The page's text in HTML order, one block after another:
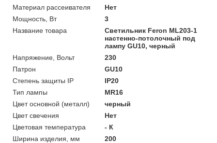
Материал рассеивателя
Нет
Мощность, Вт
3
Название товара
Светильник Feron ML203-1
настенно-потолочный под
лампу GU10, черный
Напряжение, Вольт
230
Патрон
GU10
Степень защиты IP
IP20
Тип лампы
MR16
Цвет основной (металл)
черный
Цвет свечения
Нет
Цветовая температура
- К
Ширина изделия, мм
200